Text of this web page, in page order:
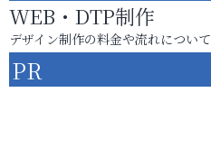
WEB・DTP制作
デザイン制作の料金や流れについて
PR